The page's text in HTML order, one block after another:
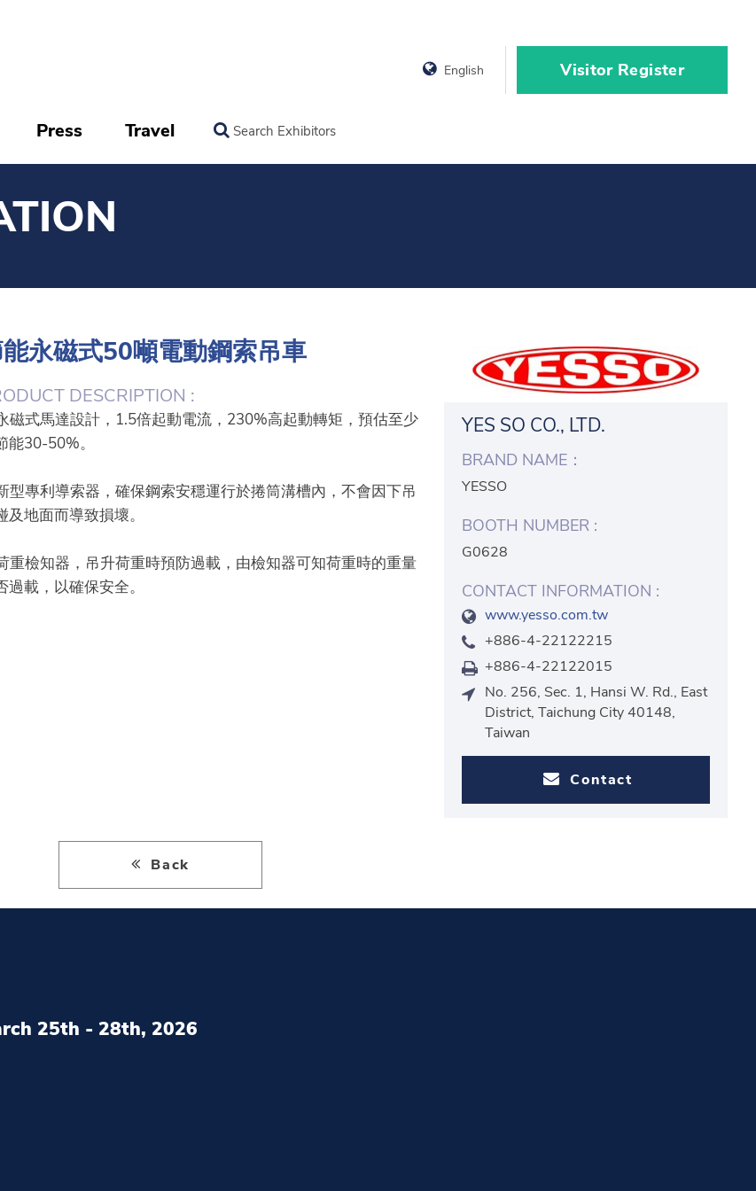
English Visitor Register
Press Travel Search Exhibitors
永磁式50噸電動鋼索吊車
DESCRIPTION :
磁式馬達設計，1.5倍起動電流，230%高起動轉矩，預估至少
能30-50%。
型專利導索器，確保鋼索安穩運行於捲筒溝槽內，不會因下吊
及地面而導致損壞。
重檢知器，吊升荷重時預防過載，由檢知器可知荷重時的重量
過載，以確保安全。
YES SO CO., LTD.
BRAND NAME：
YESSO
BOOTH NUMBER :
G0628
CONTACT INFORMATION :
www.yesso.com.tw
+886-4-22122215
+886-4-22122015
No. 256, Sec. 1, Hansi W. Rd., East
District, Taichung City 40148,
Taiwan
Contact
Back
25th - 28th, 2026